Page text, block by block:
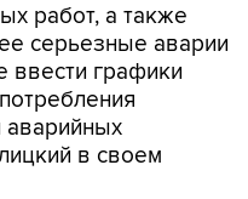
работ, а также
серьезные аварии
ввести графики
аварийных
в своем